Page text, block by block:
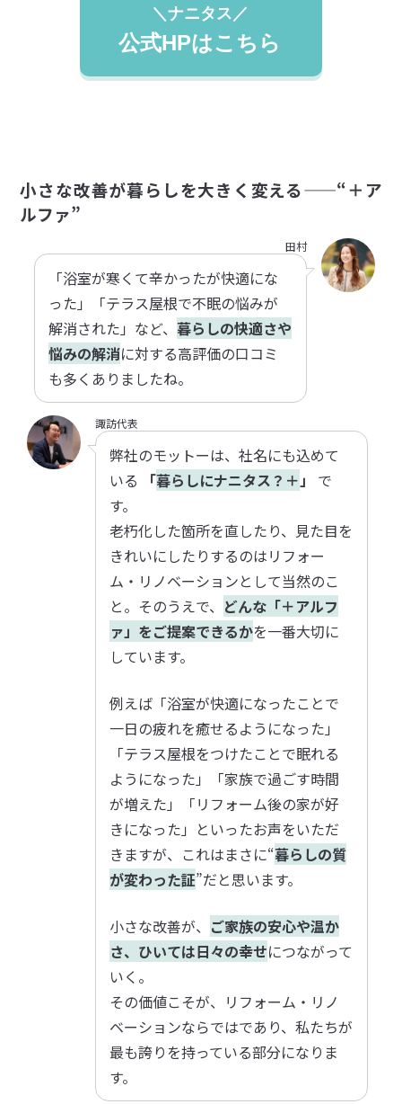
＼ナニタス／
公式HPはこちら
小さな改善が暮らしを大きく変える——“＋ア
ルファ”
田村
「浴室が寒くて辛かったが快適にな
った」「テラス屋根で不眠の悩みが
解消された」など、暮らしの快適さや
悩みの解消に対する高評価の口コミ
も多くありましたね。
諏訪代表
弊社のモットーは、社名にも込めて
いる
「暮らしにナニタス？＋」
で
す。
老朽化した箇所を直したり、見た目を
きれいにしたりするのはリフォー
ム・リノベーションとして当然のこ
と。そのうえで、 どんな「＋アルフ
ァ」をご提案できるかを一番大切に
しています。
例えば「浴室が快適になったことで
一日の疲れを癒せるようになった」
「テラス屋根をつけたことで眠れる
ようになった」「家族で過ごす時間
が増えた」「リフォーム後の家が好
きになった」といったお声をいただ
きますが、これはまさに“暮らしの質
が変わった証”だと思います。
小さな改善が、 ご家族の安心や温か
さ、ひいては日々の幸せにつながって
いく。
その価値こそが、リフォーム・リノ
ベーションならではであり、私たちが
最も誇りを持っている部分になりま
す。